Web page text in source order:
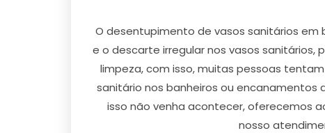
O desentupimento de vasos sanitários em
e o descarte irregular nos vasos
limpeza, com isso, muitas pessoas
sanitário nos banheiros ou encanamentos
isso não venha acontecer, oferecemos
nosso